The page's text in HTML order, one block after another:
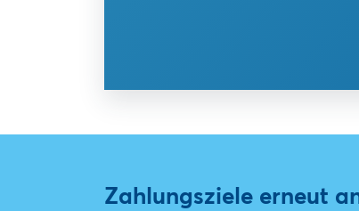
Zahlungsziele erneut